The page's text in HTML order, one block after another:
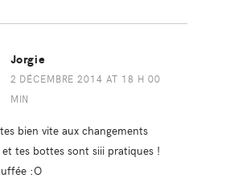
Jorgie
2 DÉCEMBRE 2014 AT 18 H 00
MIN
bien vite aux changements
tes bottes sont siii pratiques !
:O